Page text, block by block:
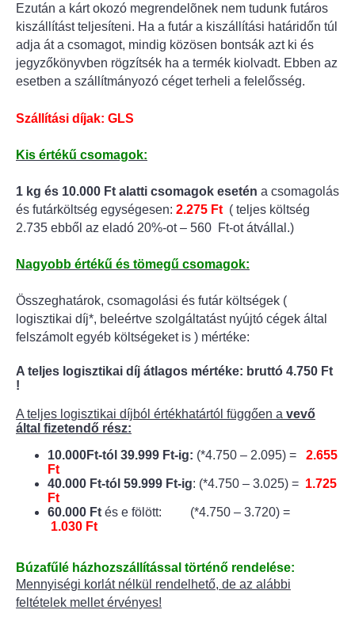
Ezután a kárt okozó megrendelõnek nem tudunk futáros
kiszállítást teljesíteni. Ha a futár a kiszállítási határidőn túl
adja át a csomagot, mindig közösen bontsák azt ki és
jegyzőkönyvben rögzítsék ha a termék kiolvadt. Ebben az
esetben a szállítmányozó céget terheli a felelősség.
Szállítási díjak: GLS
Kis értékű csomagok:
1 kg és 10.000 Ft alatti csomagok esetén a csomagolás
és futárköltség egységesen: 2.275 Ft ( teljes költség
2.735 ebből az eladó 20%-ot – 560 Ft-ot átvállal.)
Nagyobb értékű és tömegű csomagok:
Összeghatárok, csomagolási és futár költségek (
logisztikai díj*, beleértve szolgáltatást nyújtó cégek által
felszámolt egyéb költségeket is ) mértéke:
A teljes logisztikai díj átlagos mértéke: bruttó 4.750 Ft
!
A teljes logisztikai díjból értékhatártól függően a vevő
által fizetendő rész:
10.000Ft-tól 39.999 Ft-ig: (*4.750 – 2.095) = 2.655
Ft
40.000 Ft-tól 59.999 Ft-ig: (*4.750 – 3.025) = 1.725
Ft
60.000 Ft és e fölött: (*4.750 – 3.720) =
1.030 Ft
Búzafűlé házhozszállítással történő rendelése:
Mennyiségi korlát nélkül rendelhető, de az alábbi
feltételek mellet érvényes!